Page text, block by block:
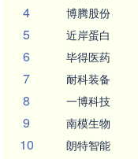
4 博腾股份
5 近岸蛋白
6 毕得医药
7 耐科装备
8 一博科技
9 南模生物
10 朗特智能